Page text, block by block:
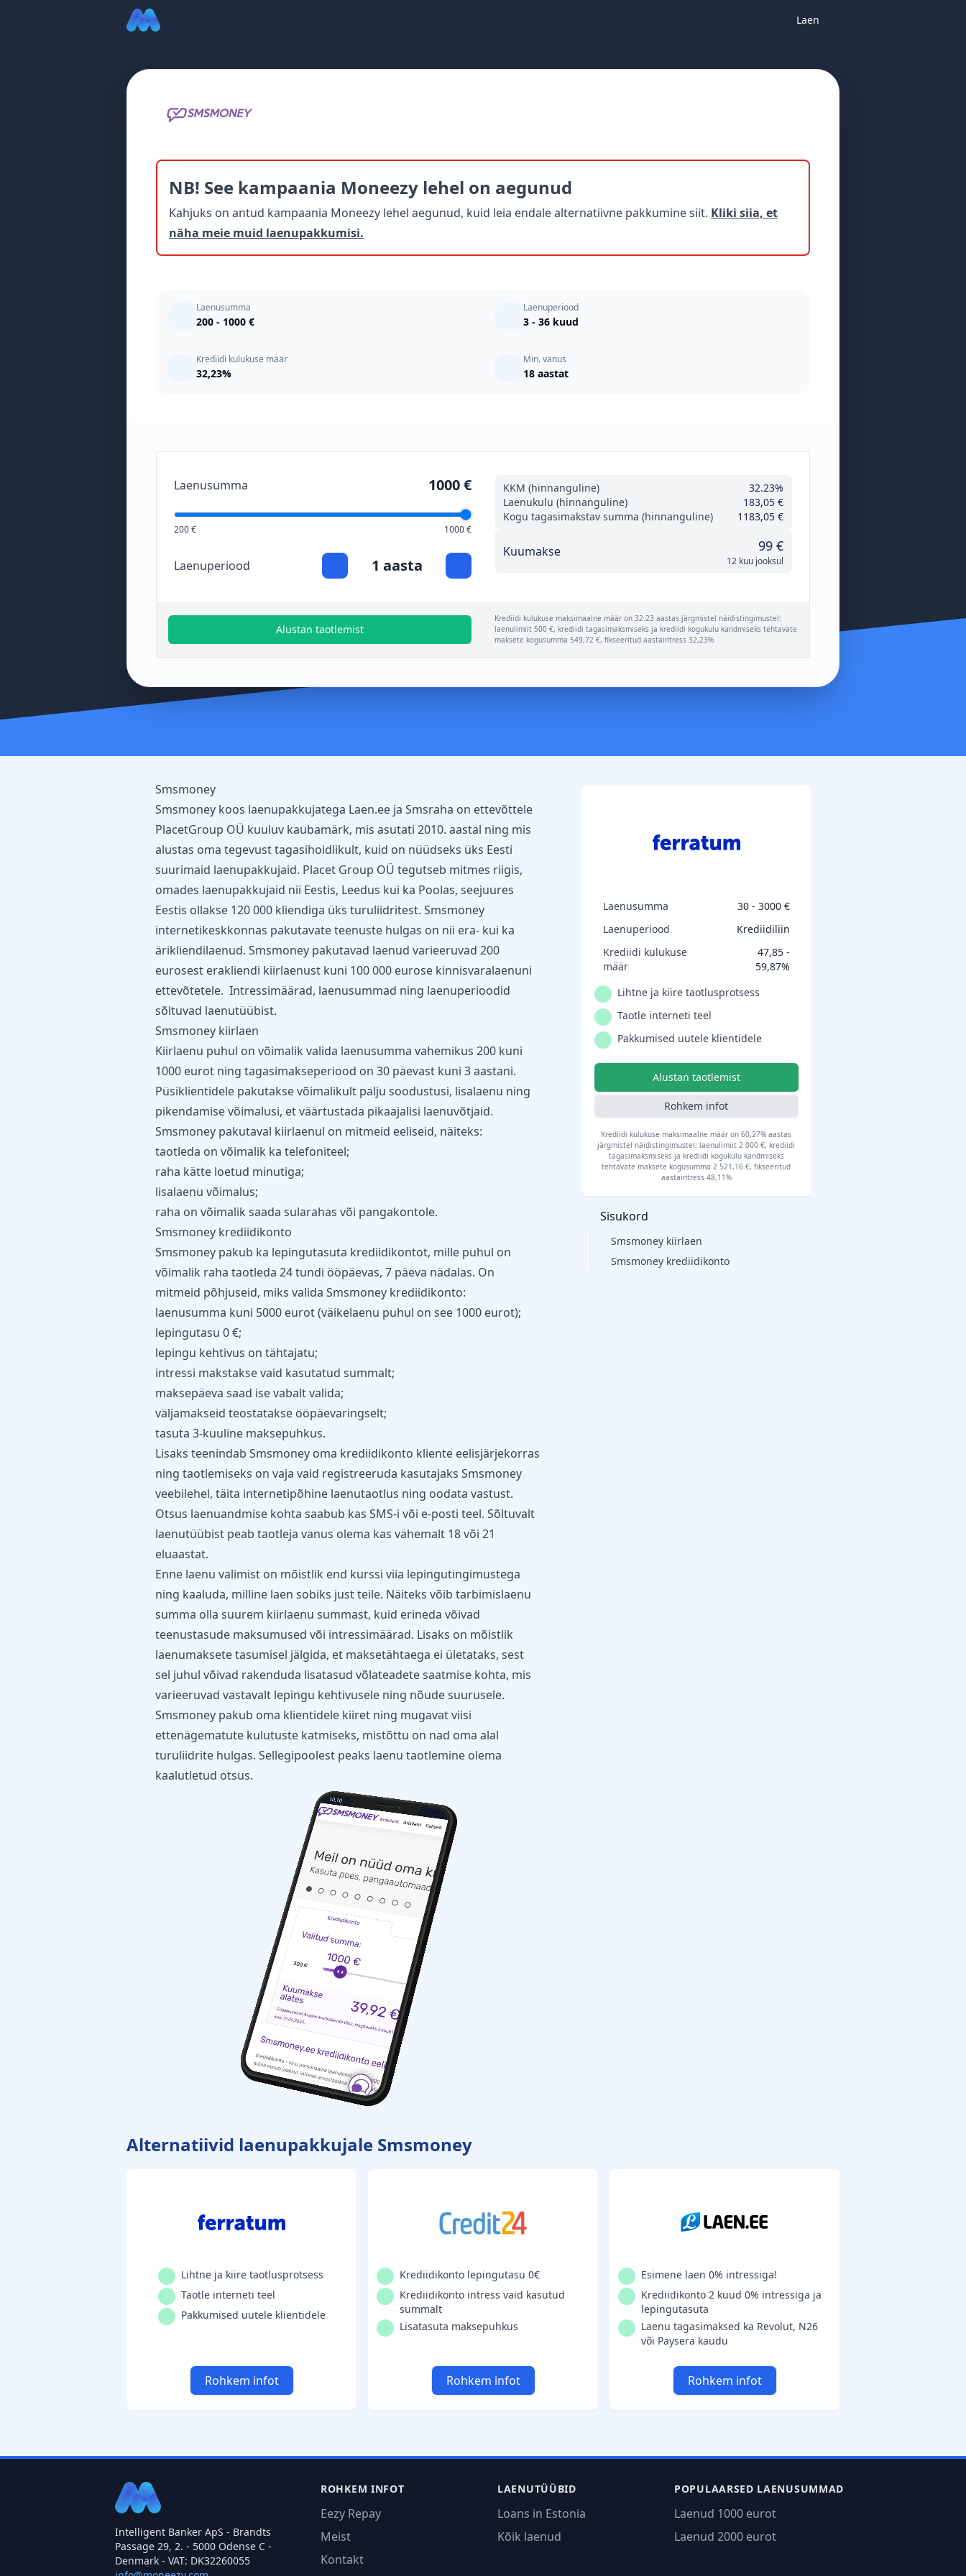
Laen
NB! See kampaania Moneezy lehel on aegunud
Kahjuks on antud kampaania Moneezy lehel aegunud, kuid leia endale alternatiivne pakkumine siit. Kliki siia, et
näha meie muid laenupakkumisi.
Laenusumma
200 - 1000 €
Laenuperiood
3 - 36 kuud
Krediidi kulukuse määr
32,23%
Min. vanus
18 aastat
Laenusumma 1000 €
200 € 1000 €
Laenuperiood 1 aasta
KKM (hinnanguline)
32.23%
Laenukulu (hinnanguline)
183,05 €
Kogu tagasimakstav summa (hinnanguline)
1183,05 €
Kuumakse 99 €
12 kuu jooksul
Alustan taotlemist
Krediidi kulukuse maksimaalne määr on 32.23 aastas järgmistel näidistingimustel:
laenulimiit 500 €, krediidi tagasimaksmiseks ja krediidi kogukulu kandmiseks tehtavate
maksete kogusumma 549,72 €, fikseeritud aastaintress 32,23%
Laenusumma
30 - 3000 €
Laenuperiood
Krediidiliin
Krediidi kulukuse
määr
47,85 -
59,87%
Lihtne ja kiire taotlusprotsess
Taotle interneti teel
Pakkumised uutele klientidele
Rohkem infot
Alustan taotlemist
Krediidi kulukuse maksimaalne määr on 60,27% aastas
järgmistel näidistingimustel: laenulimiit 2 000 €, krediidi
tagasimaksmiseks ja krediidi kogukulu kandmiseks
tehtavate maksete kogusumma 2 521,16 €, fikseeritud
aastaintress 48,11%
Sisukord
Smsmoney kiirlaen
Smsmoney krediidikonto
Smsmoney
Smsmoney koos laenupakkujatega Laen.eeja Smsraha on ettevõttele
PlacetGroup OÜ kuuluv kaubamärk, mis asutati 2010. aastal ning mis
alustas oma tegevust tagasihoidlikult, kuid on nüüdseks üks Eesti
suurimaid laenupakkujaid. Placet Group OÜ tegutseb mitmes riigis,
omades laenupakkujaid nii Eestis, Leedus kui ka Poolas, seejuures
Eestis ollakse 120 000 kliendiga üks turuliidritest. Smsmoney
internetikeskkonnas pakutavate teenuste hulgas on nii era- kui ka
ärikliendilaenud. Smsmoney pakutavad laenud varieeruvad 200
eurosest erakliendi kiirlaenust kuni 100 000 eurose kinnisvaralaenuni
ettevõtetele. Intressimäärad, laenusummad ning laenuperioodid
sõltuvad laenutüübist.
Smsmoney kiirlaen
Kiirlaenu puhul on võimalik valida laenusumma vahemikus 200 kuni
1000 eurot ning tagasimakseperiood on 30 päevast kuni 3 aastani.
Püsiklientidele pakutakse võimalikult palju soodustusi, lisalaenu ning
pikendamise võimalusi, et väärtustada pikaajalisi laenuvõtjaid.
Smsmoney pakutaval kiirlaenul on mitmeid eeliseid, näiteks:
taotleda on võimalik ka telefoniteel;
raha kätte loetud minutiga;
lisalaenu võimalus;
raha on võimalik saada sularahas või pangakontole.
Smsmoney krediidikonto
Smsmoney pakub ka lepingutasuta krediidikontot, mille puhul on
võimalik raha taotleda 24 tundi ööpäevas, 7 päeva nädalas. On
mitmeid põhjuseid, miks valida Smsmoney krediidikonto:
laenusumma kuni 5000 eurot (väikelaenu puhul on see 1000 eurot);
lepingutasu 0 €;
lepingu kehtivus on tähtajatu;
intressi makstakse vaid kasutatud summalt;
maksepäeva saad ise vabalt valida;
väljamakseid teostatakse ööpäevaringselt;
tasuta 3-kuuline maksepuhkus.
Lisaks teenindab Smsmoney oma krediidikonto kliente eelisjärjekorras
ning taotlemiseks on vaja vaid registreeruda kasutajaks Smsmoney
veebilehel, täita internetipõhine laenutaotlus ning oodata vastust.
Otsus laenuandmise kohta saabub kas SMS-i või e-posti teel. Sõltuvalt
laenutüübist peab taotleja vanus olema kas vähemalt 18 või 21
eluaastat.
Enne laenu valimist on mõistlik end kurssi viia lepingutingimustega
ning kaaluda, milline laen sobiks just teile. Näiteks võib tarbimislaenu
summa olla suurem kiirlaenu summast, kuid erineda võivad
teenustasude maksumused või intressimäärad. Lisaks on mõistlik
laenumaksete tasumisel jälgida, et maksetähtaega ei ületataks, sest
sel juhul võivad rakenduda lisatasud võlateadete saatmise kohta, mis
varieeruvad vastavalt lepingu kehtivusele ning nõude suurusele.
Smsmoney pakub oma klientidele kiiret ning mugavat viisi
ettenägematute kulutuste katmiseks, mistõttu on nad oma alal
turuliidrite hulgas. Sellegipoolest peaks laenu taotlemine olema
kaalutletud otsus.
Speaker Camera
10.10
Alternatiivid laenupakkujale Smsmoney
Lihtne ja kiire taotlusprotsess
Taotle interneti teel
Pakkumised uutele klientidele
Rohkem infot
Krediidikonto lepingutasu 0€
Krediidikonto intress vaid kasutud
summalt
Lisatasuta maksepuhkus
Rohkem infot
Esimene laen 0% intressiga!
Krediidikonto 2 kuud 0% intressiga ja
lepingutasuta
Laenu tagasimaksed ka Revolut, N26
või Paysera kaudu
Rohkem infot
Intelligent Banker ApS - Brandts
Passage 29, 2. - 5000 Odense C -
Denmark - VAT: DK32260055
ROHKEM INFOT
Eezy Repay
Meist
Kontakt
LAENUTÜÜBID
Loans in Estonia
Kõik laenud
POPULAARSED LAENUSUMMAD
Laenud 1000 eurot
Laenud 2000 eurot